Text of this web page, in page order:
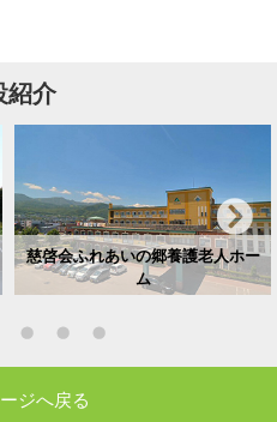
紹介
慈啓会ふれあいの郷養護老人ホー
ム
ジへ戻る